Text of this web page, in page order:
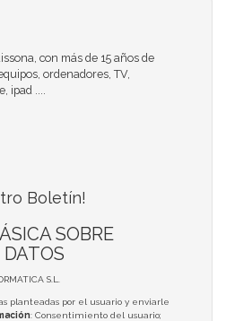
con más de 15 años de
ordenadores, TV,
ipad ....
Boletín!
SOBRE
S.L.
planteadas por el usuario y enviarle
: Consentimiento del usuario;